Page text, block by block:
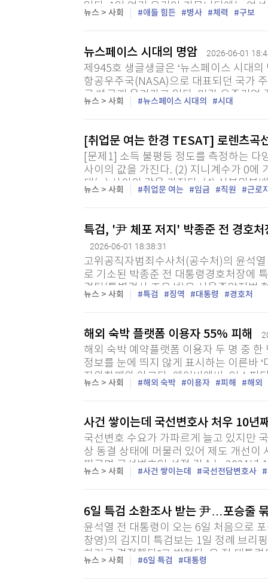
있다. 1일 여러 온라인 커뮤니티에는 여
험을 설명한 영상이 공유됐다. A씨는 영
뉴스 > 사회 애들 힘든 병사 체력 구보
뉴스페이스 시대의 명암 2026-06-01
제945호 생글생글은 ‘뉴스페이스 시대
항공우주국(NASA)으로 대표되던 국가
로 빠르게 옮겨가고 있다. 민간 우주기업
민간 기업의 창의와 혁신이 우주 시대를
뉴스 > 사회 뉴스페이스 시대의 시대
[취업문 여는 한경 TESAT] 로렌츠곡
[문제1] 소득 불평등 정도를 측정하는
사이의 값을 가진다. (2) 지니계수가 0에
대(∞) 사이의 값을 가진다. (4) 십분위분
뉴스 > 사회 취업문 여는 임금 직원 근로
특검, '尹 체포 저지' 박종준 전 경호
2026-06-01 18:38:31
고위공직자범죄수사처(공수처)의 윤석
로 기소된 박종준 전 대통령경호처장에
검팀(특별검사 조은석)은 서울중앙지법
진행된 박 전 처장 등의 결심공판에서 이
뉴스 > 사회 특검 징역 대통령 경호처
해외 숙박 플랫폼 이용자 55% 피해
해외 숙박 예약플랫폼 이용자 두 명 중
정보를 눈에 띄지 않게 표시하는 이른바
자와함께와 아고다, 에어비앤비, 익스피
뉴스 > 사회 해외 숙박 이용자 피해 해외
사건 쌓이는데 국선변호사 처우 10년
국선변호 수요가 가파르게 늘고 있지만
상 동결 상태에 머물러 있어 제도 개선이
따르면 국선변호인 선정 건수는 2021
27.4% 증가했다. 지난해에도 17만4174
뉴스 > 사회 사건 쌓이는데 국선전담변호사
6일 특검 소환조사 받는 尹…포승줄
윤석열 전 대통령이 오는 6일 처음으로
창영)의 김지미 특검보는 1일 정례 브리
하기로 결정했다”고 밝혔다. 윤 전 대통
뉴스 > 사회 6일 특검 대통령